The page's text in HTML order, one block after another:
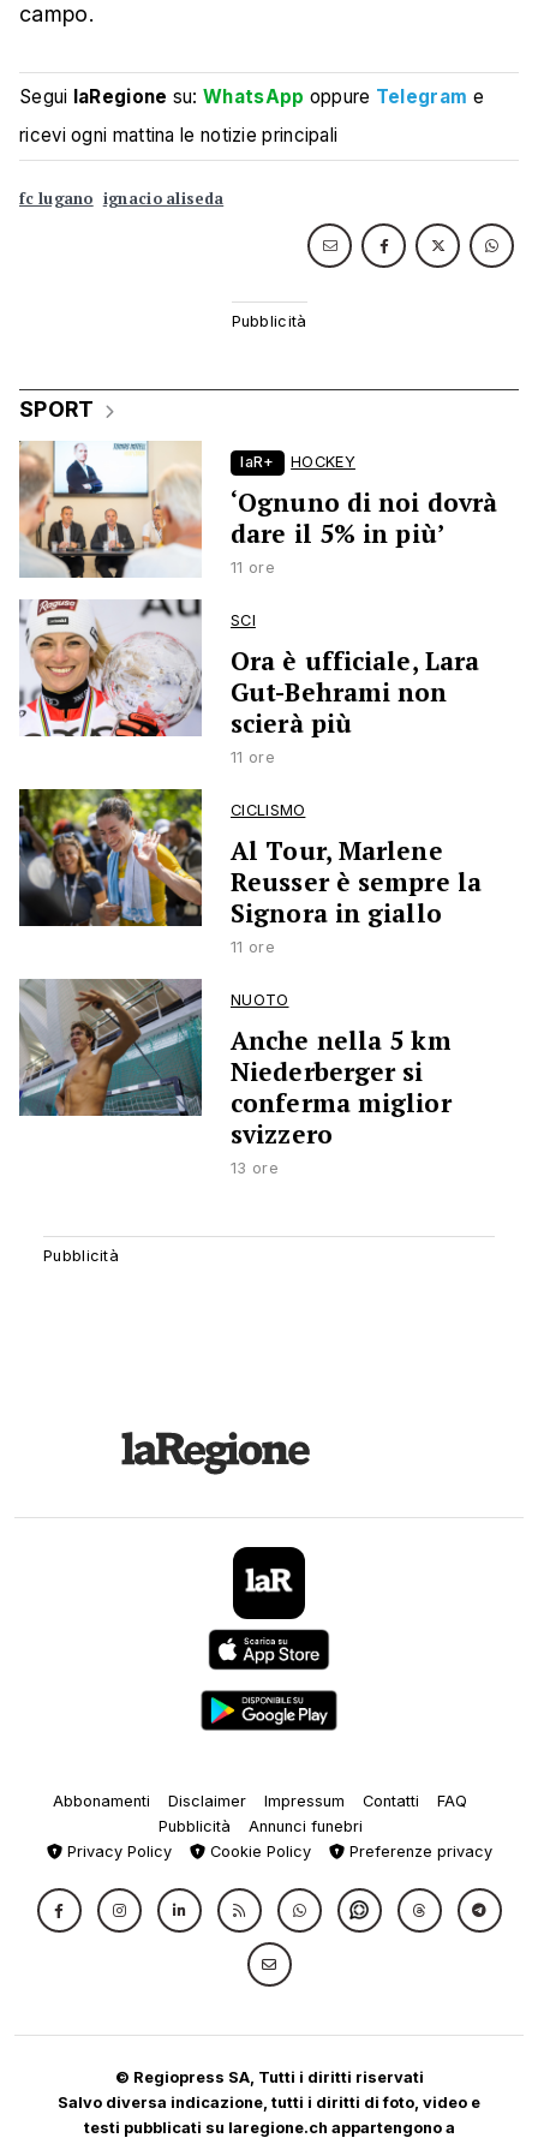
campo.
Segui laRegione su:WhatsApp oppure Telegram e
ricevi ogni mattina le notizie principali
fc lugano ignacio aliseda
SPORT
laR+ HOCKEY
‘Ognuno di noi dovrà
dare il 5% in più’
11 ore
SCI
Ora è ufficiale, Lara
Gut-Behrami non
scierà più
11 ore
CICLISMO
Al Tour, Marlene
Reusser è sempre la
Signora in giallo
11 ore
NUOTO
Anche nella 5 km
Niederberger si
conferma miglior
svizzero
13 ore
Abbonamenti Disclaimer Impressum Contatti
FAQ
Pubblicità
Annunci funebri
Privacy Policy
Cookie Policy Preferenze privacy
© Regiopress SA, Tutti i diritti riservati
Salvo diversa indicazione, tutti i diritti di foto, video e
testi pubblicati su laregione.ch appartengono a